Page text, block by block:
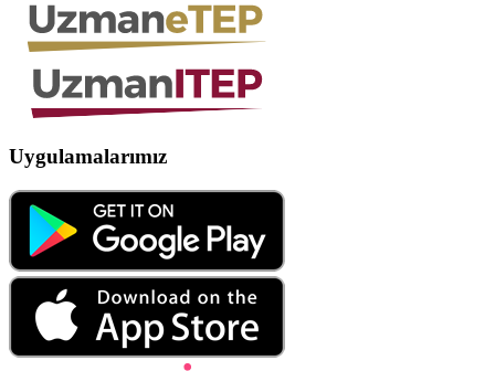
Uygulamalarımız